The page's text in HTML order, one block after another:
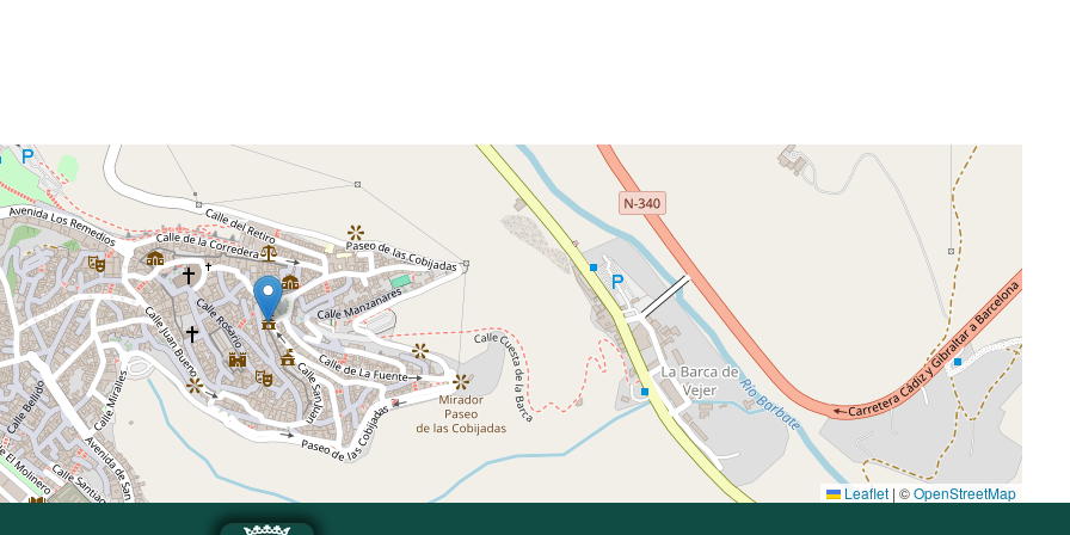
Leaflet | ©OpenStreetMap